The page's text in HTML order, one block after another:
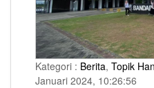
Kategori : Berita, Topik
Januari 2024, 10:26:56